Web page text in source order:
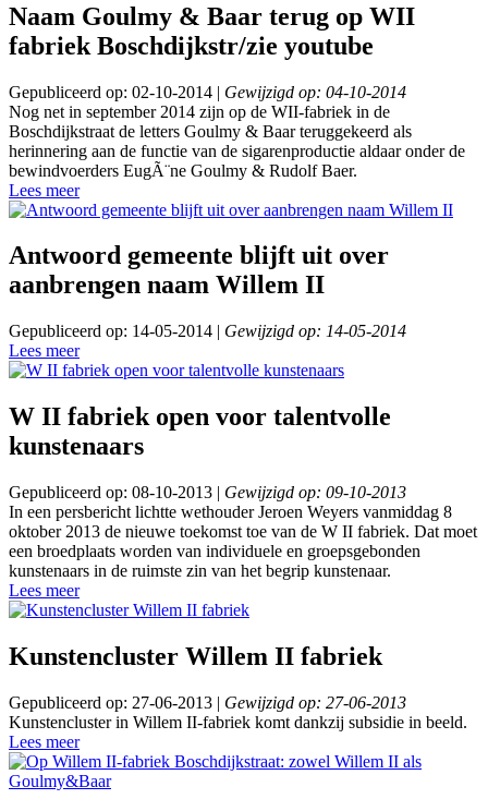
Naam Goulmy & Baar terug op WII
fabriek Boschdijkstr/zie youtube
Gepubliceerd op: 02-10-2014 | Gewijzigd op: 04-10-2014
Nog net in september 2014 zijn op de WII-fabriek in de
Boschdijkstraat de letters Goulmy & Baar teruggekeerd als
herinnering aan de functie van de sigarenproductie aldaar onder de
bewindvoerders EugÃ¨ne Goulmy & Rudolf Baer.
Lees meer
Antwoord gemeente blijft uit over
aanbrengen naam Willem II
Gepubliceerd op: 14-05-2014 | Gewijzigd op: 14-05-2014
Lees meer
W II fabriek open voor talentvolle
kunstenaars
Gepubliceerd op: 08-10-2013 | Gewijzigd op: 09-10-2013
In een persbericht lichtte wethouder Jeroen Weyers vanmiddag 8
oktober 2013 de nieuwe toekomst toe van de W II fabriek. Dat moet
een broedplaats worden van individuele en groepsgebonden
kunstenaars in de ruimste zin van het begrip kunstenaar.
Lees meer
Kunstencluster Willem II fabriek
Gepubliceerd op: 27-06-2013 | Gewijzigd op: 27-06-2013
Kunstencluster in Willem II-fabriek komt dankzij subsidie in beeld.
Lees meer